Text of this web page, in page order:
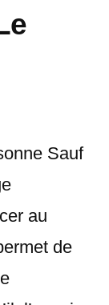
Sauf
au
de